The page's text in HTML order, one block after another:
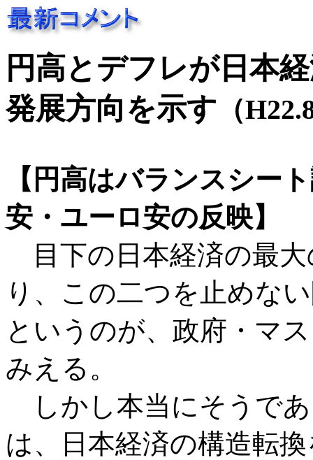
円高とデフレが日本
発展方向を示す （
【円高はバランスシー
安・ユーロ安の反映】
目下の日本経済の最
り、この二つを止めな
というのが、政府・マ
みえる。
しかし本当にそうで
は、日本経済の構造転